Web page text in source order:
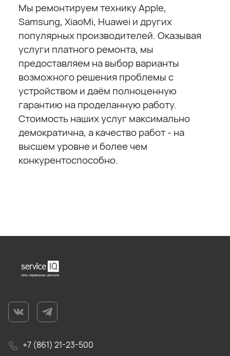
Мы ремонтируем технику Apple,
Samsung, XiaoMi, Huawei и других
популярных производителей. Оказывая
услуги платного ремонта, мы
предоставляем на выбор варианты
возможного решения проблемы с
устройством и даём полноценную
гарантию на проделанную работу.
Стоимость наших услуг максимально
демократична, а качество работ - на
высшем уровне и более чем
конкурентоспособно.
+7 (861) 21-23-500